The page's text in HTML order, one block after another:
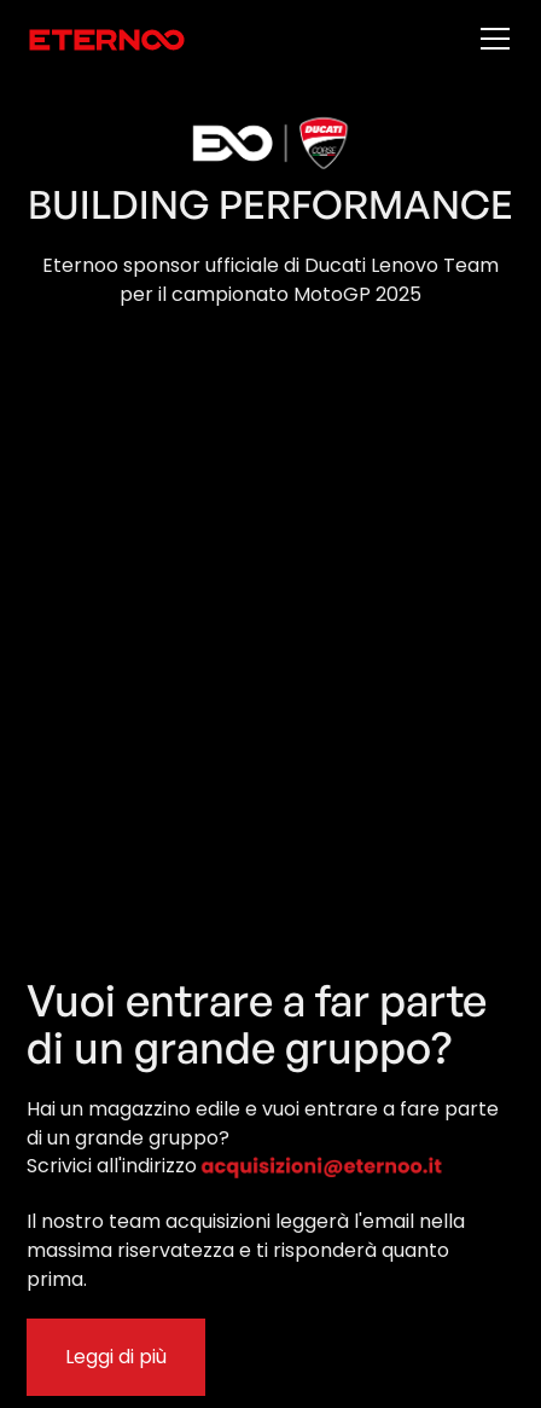
BUILDING PERFORMANCE
Eternoo sponsor ufficiale di Ducati Lenovo Team
per il campionato MotoGP 2025
Vuoi entrare a far parte
di un grande gruppo?
Hai un magazzino edile e vuoi entrare a fare parte
di un grande gruppo?
Scrivici all'indirizzo
Il nostro team acquisizioni leggerà l'email nella
massima riservatezza e ti risponderà quanto
prima.
Leggi di più